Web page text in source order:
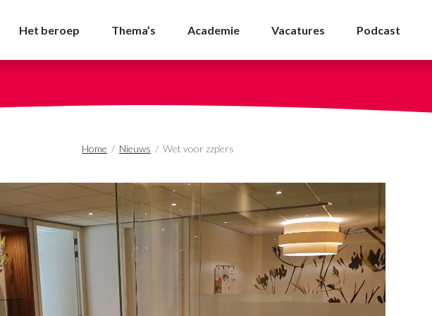
Het beroep Thema’s Academie Vacatures Podcast
Home / Nieuws / Wet voor zzp’ers